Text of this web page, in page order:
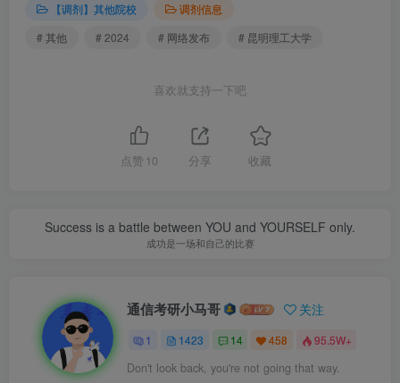
【调剂】其他院校
调剂信息
# 其他
# 2024 # 网络发布 # 昆明理工大学
喜欢就支持一下吧
点赞 10 分享 收藏
Success is a battle between YOU and YOURSELF only.
成功是一场和自己的比赛
通信考研小马哥 关注
1 1423 14 458 95.5W+
Don't look back, you're not going that way.